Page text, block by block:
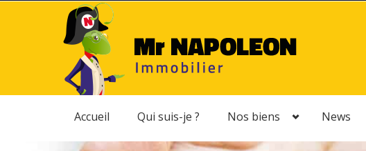
Accueil Qui suis-je ? Nos biens News